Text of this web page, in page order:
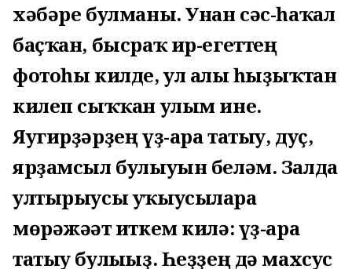
хәбәре булманы. Унан сәс-һаҡал
баҫҡан, бысраҡ ир-егеттең
фотоһы килде, ул алғы һыҙыҡтан
килеп сыҡҡан улым ине.
Яугирҙәрҙең үҙ-ара татыу, дуҫ,
ярҙамсыл булыуын беләм. Залда
ултырыусы уҡыусыларға
мөрәжәғәт иткем килә: үҙ-ара
татыу булығыҙ. Һеҙҙең дә махсус